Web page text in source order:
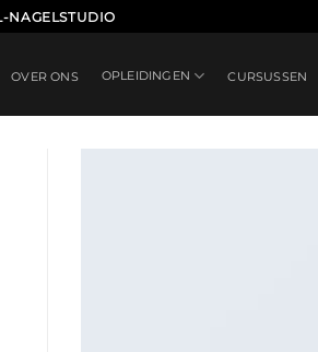
NAGELSTUDIO
OVER ONS OPLEIDINGEN CURSUSSEN